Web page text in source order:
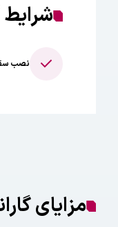
شرایط
نصب
مزایای